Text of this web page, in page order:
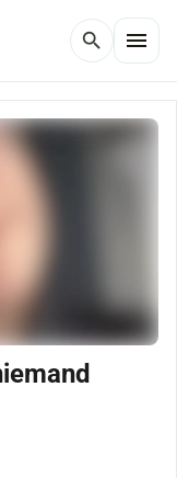
search menu